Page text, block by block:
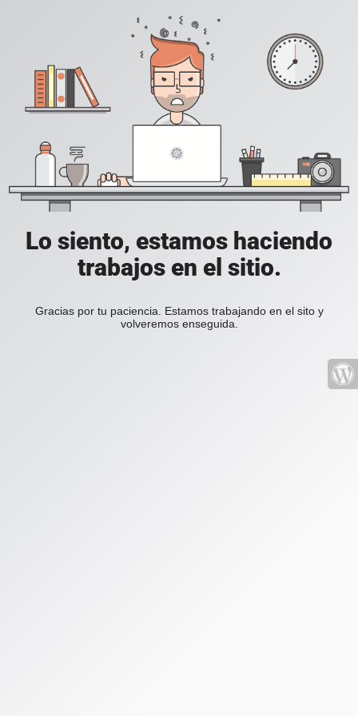
Lo siento, estamos haciendo
trabajos en el sitio.
Gracias por tu paciencia. Estamos trabajando en el sito y
volveremos enseguida.